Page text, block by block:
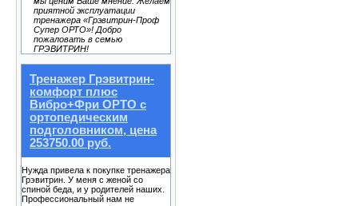
приятной эксплуатации
тренажера «Грэвитрин-Проф
Супер ОРТО»! Добро
пожаловать в семью
ГРЭВИТРИН!
Тренажер Грэвитрин-
комфорт плюс
Вибро+Фри ОРТО с
ортопедическим
подголовником, цена
253750.00 руб.
Нужда привела к покупке тренажера
Грэвитрин. У меня с женой со
спиной беда, и у родителей наших.
Профессиональный нам не